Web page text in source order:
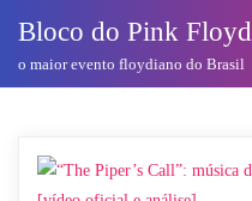
conteúdo
Bloco do Pink Floyd
o maior evento floydiano do Brasil